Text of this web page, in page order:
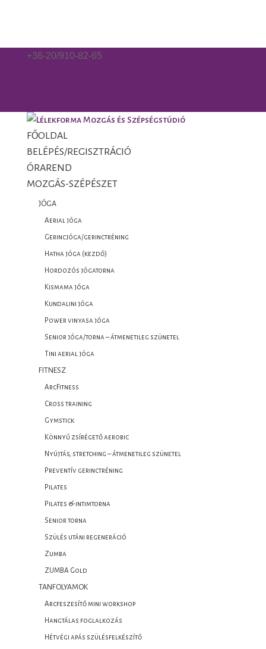
+36-20/910-82-65
FŐOLDAL
BELÉPÉS/REGISZTRÁCIÓ
ÓRAREND
MOZGÁS-SZÉPÉSZET
JÓGA
Aerial jóga
Gerincjóga/gerinctréning
Hatha jóga (kezdő)
Hordozós jógatorna
Kismama jóga
Kundalini jóga
Power vinyasa jóga
Senior jóga/torna – átmenetileg szünetel
Tini aerial jóga
FITNESZ
ArcFitness
Cross training
Gymstick
Könnyű zsírégető aerobic
Nyújtás, stretching – átmenetileg szünetel
Preventív gerinctréning
Pilates
Pilates & intimtorna
Senior torna
Szülés utáni regeneráció
Zumba
ZUMBA Gold
TANFOLYAMOK
Arcfeszesítő mini workshop
Hangtálas foglalkozás
Hétvégi apás szülésfelkészítő